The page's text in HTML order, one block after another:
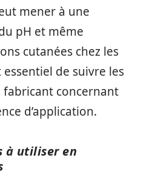
mener à une
pH et même
cutanées chez les
de suivre les
concernant
d’application.
à utiliser en